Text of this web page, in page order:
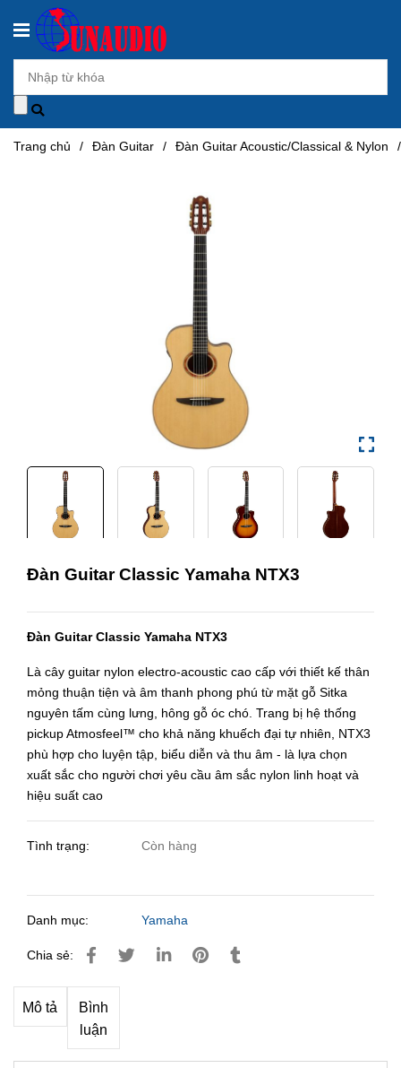
Trang chủ / Đàn Guitar / Đàn Guitar Acoustic/Classical & Nylon /
Đàn Guitar Classic Yamaha NTX3
Đàn Guitar Classic Yamaha NTX3
Là cây guitar nylon electro-acoustic cao cấp với thiết kế thân
mỏng thuận tiện và âm thanh phong phú từ mặt gỗ Sitka
nguyên tấm cùng lưng, hông gỗ óc chó. Trang bị hệ thống
pickup Atmosfeel™ cho khả năng khuếch đại tự nhiên, NTX3
phù hợp cho luyện tập, biểu diễn và thu âm - là lựa chọn
xuất sắc cho người chơi yêu cầu âm sắc nylon linh hoạt và
hiệu suất cao
Tình trạng: Còn hàng
Danh mục: Yamaha
Chia sẻ:
Mô tả
Bình
luận